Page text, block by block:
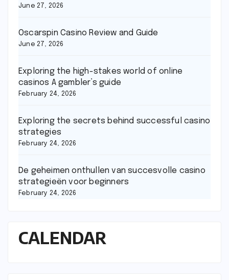
June 27, 2026
Oscarspin Casino Review and Guide
June 27, 2026
Exploring the high-stakes world of online
casinos A gambler’s guide
February 24, 2026
Exploring the secrets behind successful casino
strategies
February 24, 2026
De geheimen onthullen van succesvolle casino
strategieën voor beginners
February 24, 2026
CALENDAR